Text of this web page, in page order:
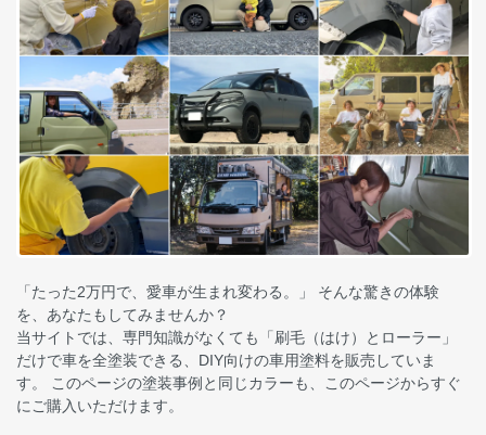
「たった2万円で、愛車が生まれ変わる。」 そんな驚きの体験
を、あなたもしてみませんか？
当サイトでは、専門知識がなくても「刷毛（はけ）とローラー」
だけで車を全塗装できる、DIY向けの車用塗料を販売していま
す。 このページの塗装事例と同じカラーも、このページからすぐ
にご購入いただけます。